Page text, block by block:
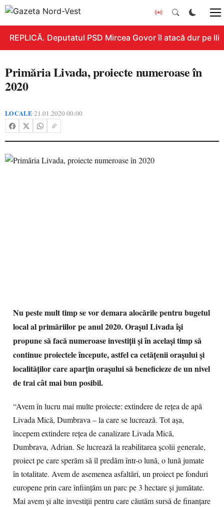
REPLICĂ. Deputatul PSD Mircea Govor îl atacă dur pe
Primăria Livada, proiecte numeroase în
2020
LOCALE•21.01.2020 00:00
Nu peste mult timp se vor demara alocările pentru bugetul
local al primăriilor pe anul 2020. Orașul Livada își
propune să facă numeroase investiții și în același timp să
continue proiectele începute, astfel ca cetățenii orașului și
localităților care aparțin orașului să beneficieze de un nivel
de trai cât mai bun posibil.
“Avem în lucru mai multe proiecte: extindere de rețea de apă
Livada Mică, Dumbrava – la care se lucrează. Tot așa,
începem extindere rețea de canalizare Livada Mică,
Dumbrava, Adrian. Se lucrează la reabilitarea școlii generale,
proiect pe care sperăm să îl predăm într-o lună, o lună jumate
în totalitate. Avem de asemenea asfaltări, un proiect pe fonduri
europene prin care înființăm un parc pe 3 hectare și jumătate.
Mai avem și alte investiții pentru care căutăm sursă de finanțare